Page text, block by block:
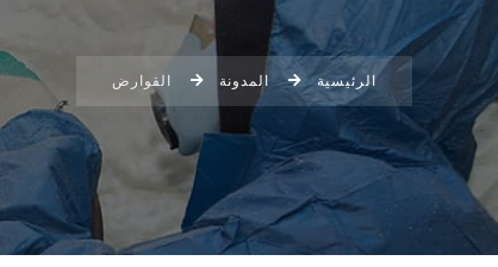
الرئيسية المدونة القوارض